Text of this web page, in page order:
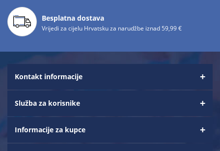
Besplatna dostava
Vrijedi za cijelu Hrvatsku za narudžbe iznad 59,99 €
Kontakt informacije
Služba za korisnike
Informacije za kupce